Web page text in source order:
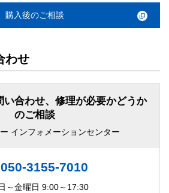
購入後のご相談
わせ
い合わせ、修理が必要かどうか
のご相談
インフォメーションセンター
050-3155-7010
～金曜日 9:00～17:30